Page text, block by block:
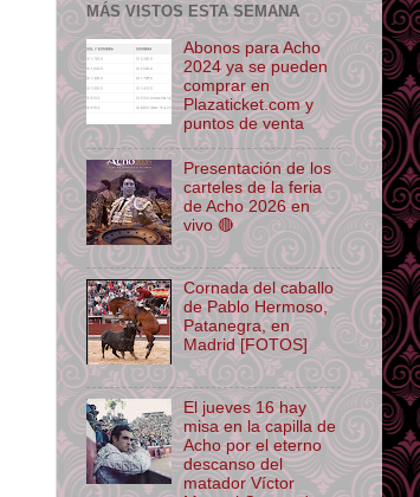
MÁS VISTOS ESTA SEMANA
Abonos para Acho
2024 ya se pueden
comprar en
Plazaticket.com y
puntos de venta
Presentación de los
carteles de la feria
de Acho 2026 en
vivo 🔴
Cornada del caballo
de Pablo Hermoso,
Patanegra, en
Madrid [FOTOS]
El jueves 16 hay
misa en la capilla de
Acho por el eterno
descanso del
matador Víctor